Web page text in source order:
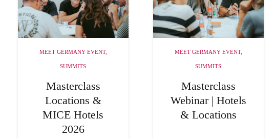
MEET GERMANY EVENT,
SUMMITS
Masterclass
Locations &
MICE Hotels
2026
MEET GERMANY EVENT,
SUMMITS
Masterclass
Webinar | Hotels
& Locations